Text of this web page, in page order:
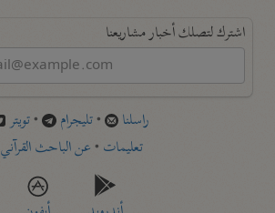
اشترك لتصلك أخبار مشاريعنا
راسلنا •تليجرام •تويتر
تعليمات •عن الباحث القرآني